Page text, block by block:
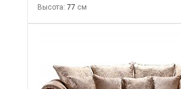
Высота: 77